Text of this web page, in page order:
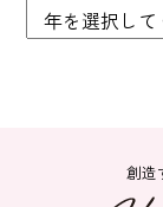
創造